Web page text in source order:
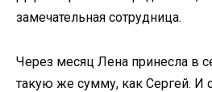
замечательная сотрудница.
Через месяц Лена принесла в
такую же сумму, как Сергей. И